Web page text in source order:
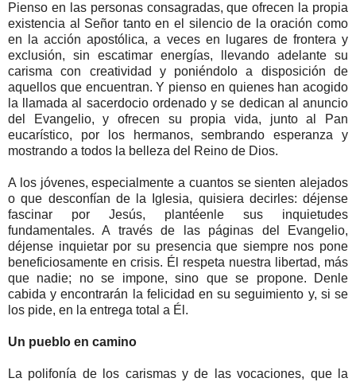
Pienso en las personas consagradas, que ofrecen la propia
existencia al Señor tanto en el silencio de la oración como
en la acción apostólica, a veces en lugares de frontera y
exclusión, sin escatimar energías, llevando adelante su
carisma con creatividad y poniéndolo a disposición de
aquellos que encuentran. Y pienso en quienes han acogido
la llamada al sacerdocio ordenado y se dedican al anuncio
del Evangelio, y ofrecen su propia vida, junto al Pan
eucarístico, por los hermanos, sembrando esperanza y
mostrando a todos la belleza del Reino de Dios.
A los jóvenes, especialmente a cuantos se sienten alejados
o que desconfían de la Iglesia, quisiera decirles: déjense
fascinar por Jesús, plantéenle sus inquietudes
fundamentales. A través de las páginas del Evangelio,
déjense inquietar por su presencia que siempre nos pone
beneficiosamente en crisis. Él respeta nuestra libertad, más
que nadie; no se impone, sino que se propone. Denle
cabida y encontrarán la felicidad en su seguimiento y, si se
los pide, en la entrega total a Él.
Un pueblo en camino
La polifonía de los carismas y de las vocaciones, que la